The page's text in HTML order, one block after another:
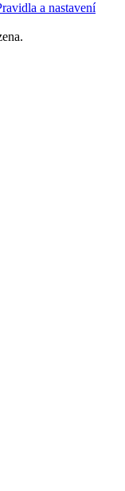
a nastavení